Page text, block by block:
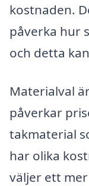
kostnaden.
påverka hur
och detta
Materialval
påverkar
takmaterial
har olika
väljer ett